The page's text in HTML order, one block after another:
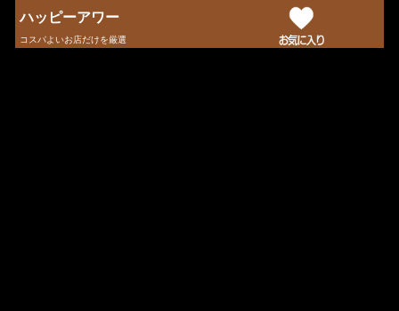
ハッピーアワー
コスパよいお店だけを厳選